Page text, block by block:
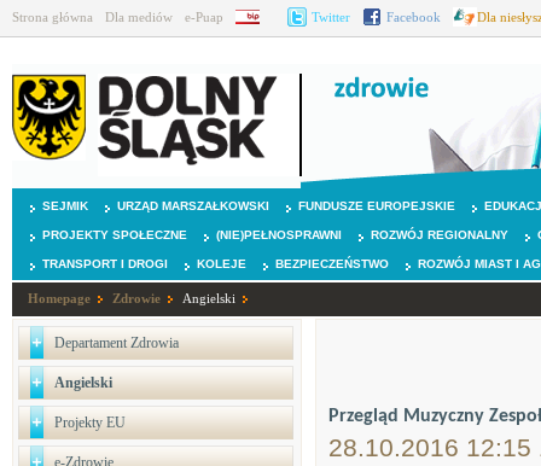
Strona główna Dla mediów e-Puap BIP Twitter Facebook Dla
SEJMIK URZĄD MARSZAŁKOWSKI FUNDUSZE EUROPEJSKIE
PROJEKTY SPOŁECZNE (NIE)PEŁNOSPRAWNI ROZWÓJ REGIONALNY
TRANSPORT I DROGI KOLEJE BEZPIECZEŃSTWO ROZWÓJ MIAST I
Homepage Zdrowie Angielski
Departament Zdrowia
Angielski
Projekty EU
e-Zdrowie
Przegląd Muzyczny
28.10.2016 12:15